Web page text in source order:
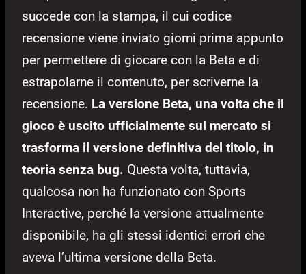
succede con la stampa, il cui codice
recensione viene inviato giorni prima appunto
per permettere di giocare con la Beta e di
estrapolarne il contenuto, per scriverne la
recensione. La versione Beta, una volta che il
gioco è uscito ufficialmente sul mercato si
trasforma il versione definitiva del titolo, in
teoria senza bug. Questa volta, tuttavia,
qualcosa non ha funzionato con Sports
Interactive, perché la versione attualmente
disponibile, ha gli stessi identici errori che
aveva l’ultima versione della Beta.